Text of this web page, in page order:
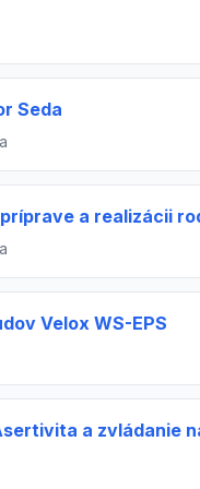
Seda
a realizácii
Velox WS-EPS
a zvládanie